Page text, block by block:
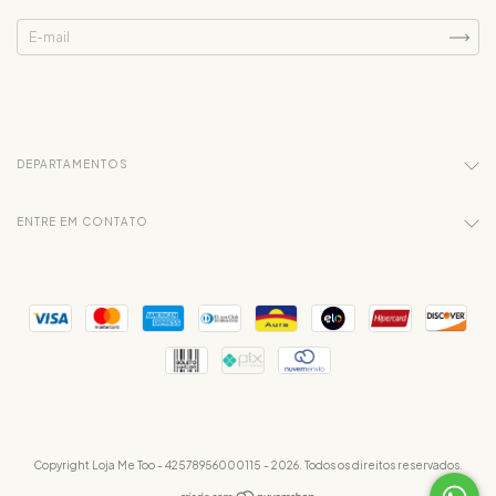
DEPARTAMENTOS
ENTRE EM CONTATO
Copyright Loja Me Too - 42578956000115 - 2026. Todos os direitos reservados.